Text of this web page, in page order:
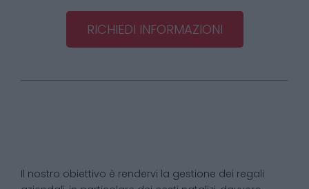
RICHIEDI INFORMAZIONI
Il nostro obiettivo è rendervi la gestione dei regali